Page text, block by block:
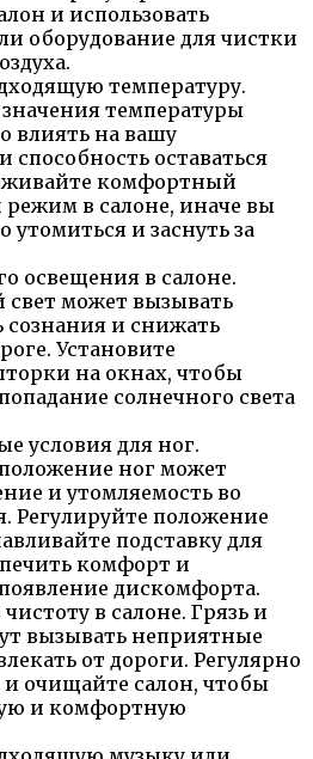
и использовать
оборудование для чистки
температуру.
температуры
влиять на вашу
оставаться
комфортный
в салоне, иначе вы
утомиться и заснуть за
освещения в салоне.
может вызывать
сознания и снижать
Установите
на окнах, чтобы
солнечного света
условия для ног.
ног может
и утомляемость во
Регулируйте положение
подставку для
комфорт и
дискомфорта.
в салоне. Грязь и
вызывать неприятные
от дороги. Регулярно
и очищайте салон, чтобы
и комфортную